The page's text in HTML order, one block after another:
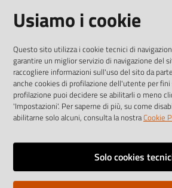
I dati personali pubblicati sono
previste dalla direttiva comunitaria
36/2006
Vai alla pagina
Note legali
Usiamo i cookie
Questo sito utilizza i cookie tecnici di
garantire un miglior servizio di navigazione del
raccogliere informazioni sull'uso del sito da
anche cookies di profilazione dell'utente per
profilazione puoi decidere se abilitarli o meno
'Impostazioni'. Per saperne di più, su come
abilitarne solo alcuni, consulta la nostraCookie
Solo cookies